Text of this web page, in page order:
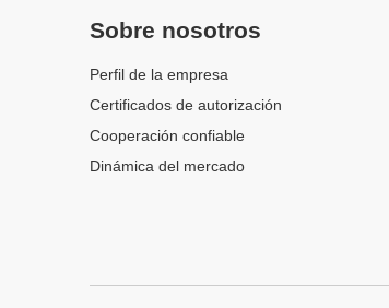
Sobre nosotros
Perfil de la empresa
Certificados de autorización
Cooperación confiable
Dinámica del mercado